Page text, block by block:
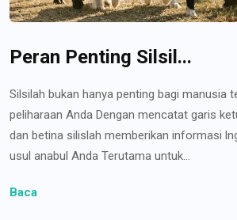
Peran Penting Silsil...
Silsilah bukan hanya penting bagi manusia
peliharaan Anda Dengan mencatat garis
dan betina silislah memberikan informasi
usul anabul Anda Terutama untuk...
Baca